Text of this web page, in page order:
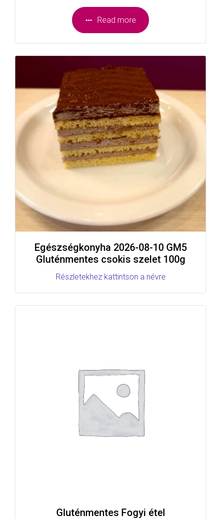
Read more
Egészségkonyha 2026-08-10 GM5
Gluténmentes csokis szelet 100g
Részletekhez kattintson a névre
Gluténmentes Fogyi étel